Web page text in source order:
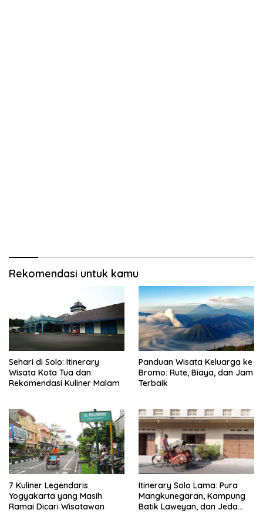
Rekomendasi untuk kamu
Sehari di Solo: Itinerary
Wisata Kota Tua dan
Rekomendasi Kuliner Malam
Panduan Wisata Keluarga ke
Bromo: Rute, Biaya, dan Jam
Terbaik
7 Kuliner Legendaris
Yogyakarta yang Masih
Ramai Dicari Wisatawan
Itinerary Solo Lama: Pura
Mangkunegaran, Kampung
Batik Laweyan, dan Jeda